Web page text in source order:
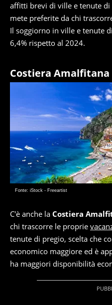
affitti brevi di ville e tenute di
mete preferite da chi
Il soggiorno in ville e tenute
6,4% rispetto al 2024.
Costiera Amalfitana
Fonte: iStock - Freeartist
C'è anche la Costiera
chi trascorre le proprie
tenute di pregio, scelta che
economico maggiore ed è
ha maggiori disponibilità